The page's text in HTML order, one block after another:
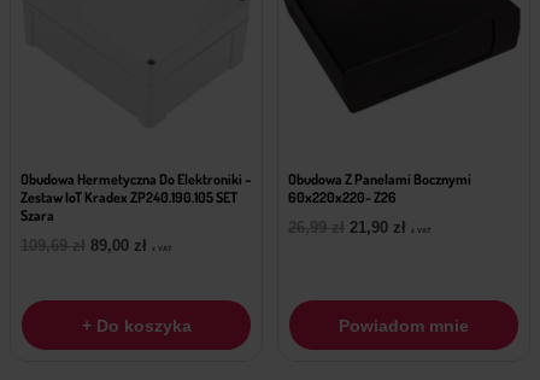
Obudowa Hermetyczna Do Elektroniki –
Zestaw IoT Kradex ZP240.190.105 SET
Szara
109,69zł Pierwotna
109,69 zł.
89,00 zł Aktualna
89,00 zł.
z VAT
+ Do koszyka
Obudowa Z Panelami Bocznymi
60x220x220- Z26
26,99zł
Pierwotna
26,99 zł.
21,90 zł Aktualna
21,90 zł.
z VAT
Powiadom mnie